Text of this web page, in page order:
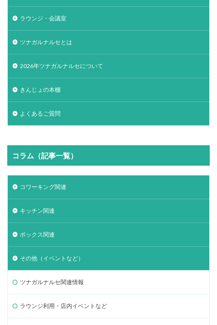
ラウンジ・会議室
ツナガルナルセとは
2026年ツナガルナルセについて
きんじょの本棚
よくあるご質問
コラム（記事一覧）
コワーキング関連
キッチン関連
ボックス関連
その他（イベントなど）
ツナガルナルセ関連情報
ラウンジ利用・店内イベントなど